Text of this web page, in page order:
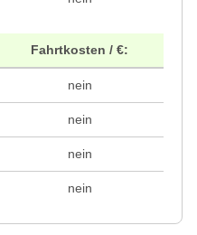
Fahrtkosten / €:
nein
nein
nein
nein